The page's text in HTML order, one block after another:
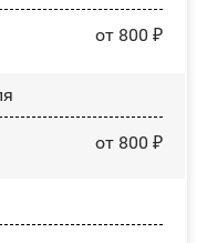
от 800 ₽
от 800 ₽